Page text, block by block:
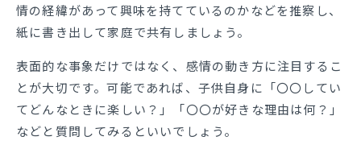
情の経緯があって興味を持てているのかなどを推察し、
紙に書き出して家庭で共有しましょう。
表面的な事象だけではなく、感情の動き方に注目するこ
とが大切です。可能であれば、子供自身に「〇〇してい
てどんなときに楽しい？」「〇〇が好きな理由は何？」
などと質問してみるといいでしょう。